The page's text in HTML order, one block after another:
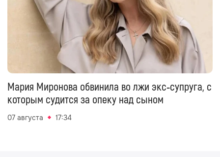
Мария Миронова обвинила во лжи экс‑супруга, с
которым судится за опеку над сыном
07 августа 17:34